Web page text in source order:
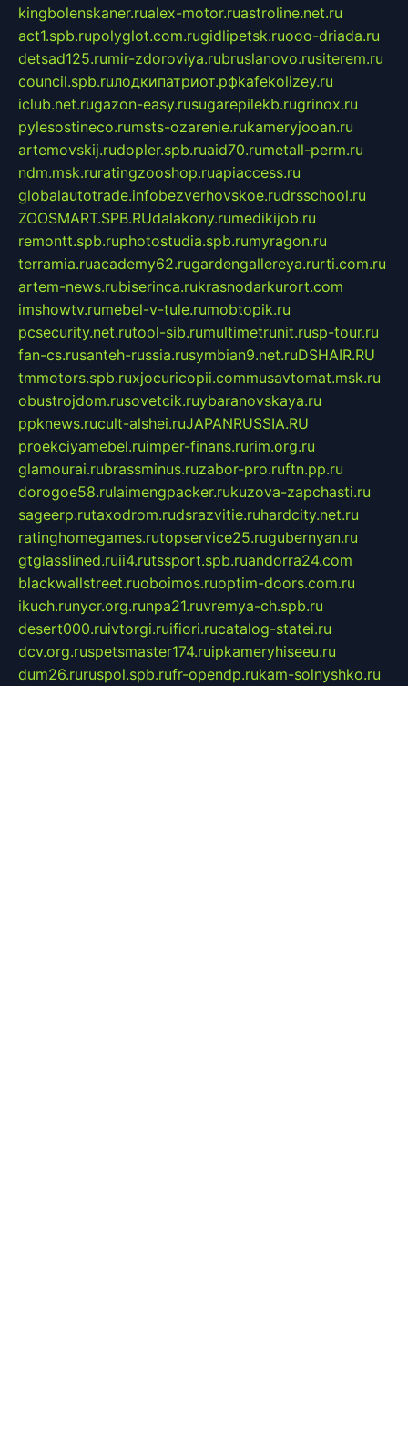
kingbolenskaner.rualex-motor.ruastroline.net.ru
act1.spb.rupolyglot.com.rugidlipetsk.ruooo-driada.ru
detsad125.rumir-zdoroviya.rubruslanovo.rusiterem.ru
council.spb.ruлодкипатриот.рфkafekolizey.ru
iclub.net.rugazon-easy.rusugarepilekb.rugrinox.ru
pylesostineco.rumsts-ozarenie.rukameryjooan.ru
artemovskij.rudopler.spb.ruaid70.rumetall-perm.ru
ndm.msk.ruratingzooshop.ruapiaccess.ru
globalautotrade.infobezverhovskoe.rudrsschool.ru
ZOOSMART.SPB.RUdalakony.rumedikijob.ru
remontt.spb.ruphotostudia.spb.rumyragon.ru
terramia.ruacademy62.rugardengallereya.rurti.com.ru
artem-news.rubiserinca.rukrasnodarkurort.com
imshowtv.rumebel-v-tule.rumobtopik.ru
pcsecurity.net.rutool-sib.rumultimetrunit.rusp-tour.ru
fan-cs.rusanteh-russia.rusymbian9.net.ruDSHAIR.RU
tmmotors.spb.ruxjocuricopii.commusavtomat.msk.ru
obustrojdom.rusovetcik.ruybaranovskaya.ru
ppknews.rucult-alshei.ruJAPANRUSSIA.RU
proekciyamebel.ruimper-finans.rurim.org.ru
glamourai.rubrassminus.ruzabor-pro.ruftn.pp.ru
dorogoe58.rulaimengpacker.rukuzova-zapchasti.ru
sageerp.rutaxodrom.rudsrazvitie.ruhardcity.net.ru
ratinghomegames.rutopservice25.rugubernyan.ru
gtglasslined.ruii4.rutssport.spb.ruandorra24.com
blackwallstreet.ruoboimos.ruoptim-doors.com.ru
ikuch.runycr.org.runpa21.ruvremya-ch.spb.ru
desert000.ruivtorgi.ruifiori.rucatalog-statei.ru
dcv.org.ruspetsmaster174.ruipkameryhiseeu.ru
dum26.ruruspol.spb.rufr-opendp.rukam-solnyshko.ru